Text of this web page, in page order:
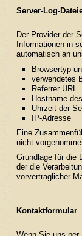
Server-Log-
Der Provider der
Informationen in
automatisch an
Browsertyp
verwendetes
Referrer URL
Hostname
Uhrzeit der
IP-Adresse
Eine
nicht
Grundlage für die
der die
vorvertraglicher
Kontaktformular